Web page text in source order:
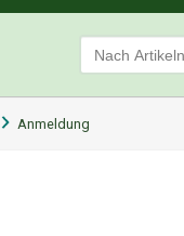
Anmeldung